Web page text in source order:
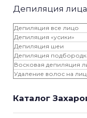
Депиляция
Депиляция все лицо
Депиляция «усики»
Депиляция шеи
Депиляция
Восковая депиляция
Удаление волос на
Каталог